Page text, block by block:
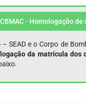
SEAD e o Corpo de
da matrícula dos
- Homologação